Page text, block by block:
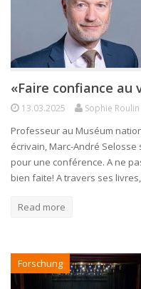
«Faire confiance au
13.03.2025 Sophie Roulin
Professeur au Muséum
écrivain, Marc-André Selosse
pour une conférence. A ne
bien faite! A travers ses
Read more
Forschung